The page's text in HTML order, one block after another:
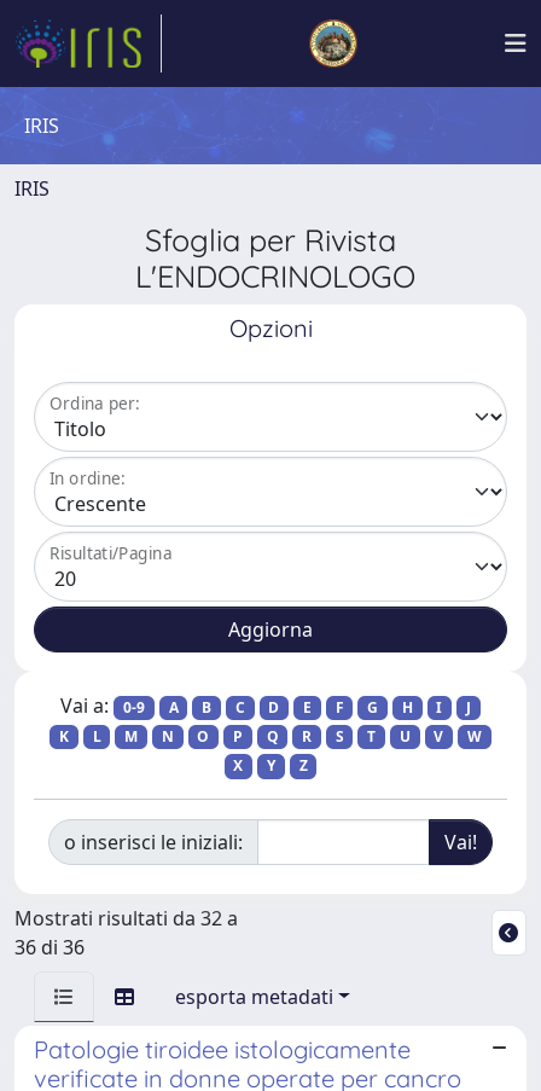
IRIS
IRIS
Sfoglia per Rivista
L'ENDOCRINOLOGO
Opzioni
Ordina per:
In ordine:
Risultati/Pagina
Vai a: 0-9 A B C D E F G H I
J
K
L M N O P Q R S T U V
W
X
Y Z
o inserisci le iniziali:
Mostrati risultati da 32 a
36 di 36
esporta metadati
Patologie tiroidee istologicamente
verificate in donne operate per cancro